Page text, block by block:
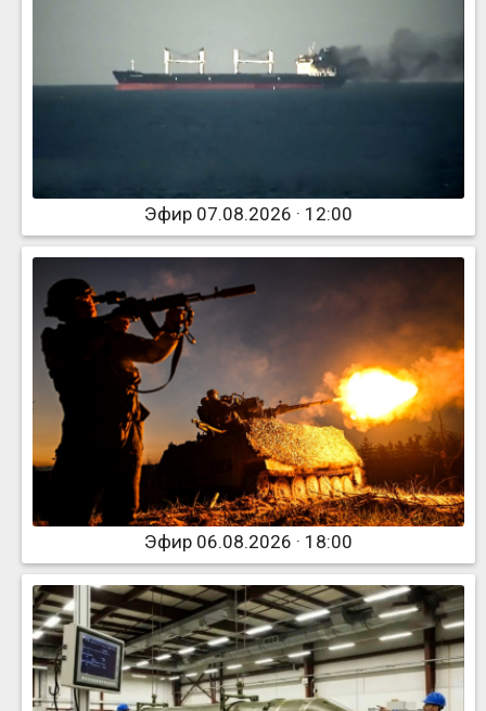
Эфир 07.08.2026 · 12:00
Эфир 06.08.2026 · 18:00